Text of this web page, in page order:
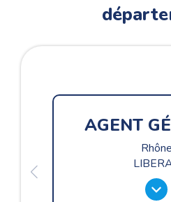
AGENT
Rhône